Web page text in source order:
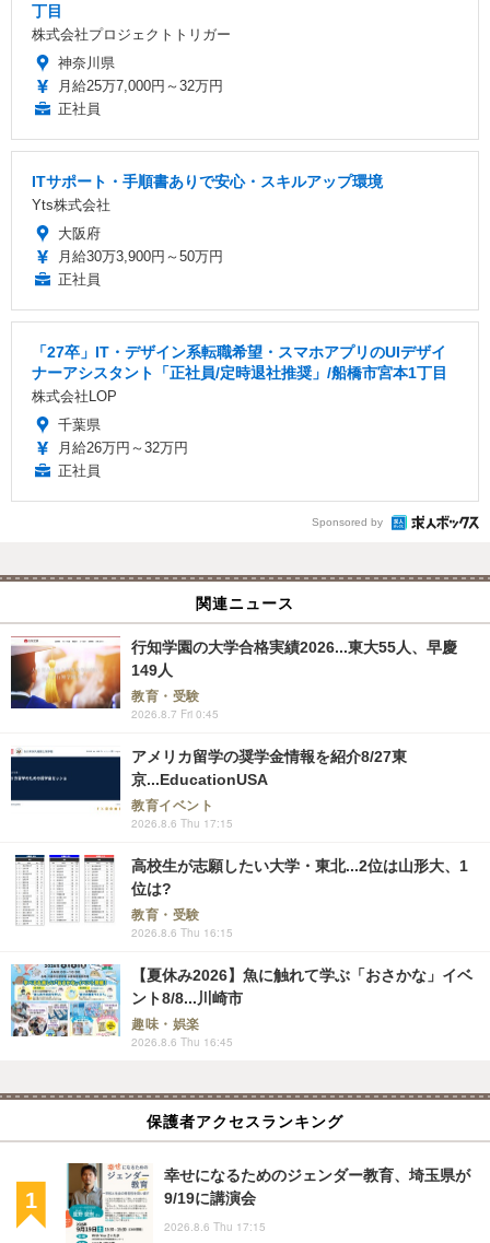
丁目
株式会社プロジェクトトリガー
神奈川県
月給25万7,000円～32万円
正社員
ITサポート・手順書ありで安心・スキルアップ環境
Yts株式会社
大阪府
月給30万3,900円～50万円
正社員
「27卒」IT・デザイン系転職希望・スマホアプリのUIデザイ
ナーアシスタント「正社員/定時退社推奨」/船橋市宮本1丁目
株式会社LOP
千葉県
月給26万円～32万円
正社員
Sponsored by
関連ニュース
行知学園の大学合格実績2026...東大55人、早慶
149人
教育・受験
2026.8.7 Fri 0:45
アメリカ留学の奨学金情報を紹介8/27東
京...EducationUSA
教育イベント
2026.8.6 Thu 17:15
高校生が志願したい大学・東北...2位は山形大、1
位は?
教育・受験
2026.8.6 Thu 16:15
【夏休み2026】魚に触れて学ぶ「おさかな」イベ
ント8/8...川崎市
趣味・娯楽
2026.8.6 Thu 16:45
保護者アクセスランキング
幸せになるためのジェンダー教育、埼玉県が
9/19に講演会
2026.8.6 Thu 17:15